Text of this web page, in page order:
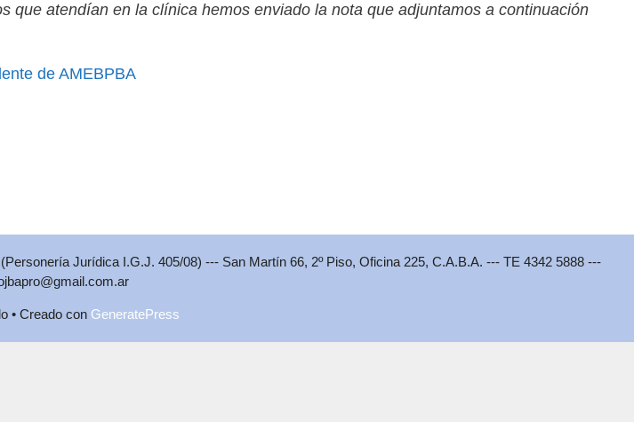
que atendían en la clínica hemos enviado la nota que adjuntamos a continuación
de AMEBPBA
(Personería Jurídica I.G.J. 405/08) --- San Martín 66, 2º Piso, Oficina 225, C.A.B.A. --- TE 4342 5888 ---
• Creado con GeneratePress